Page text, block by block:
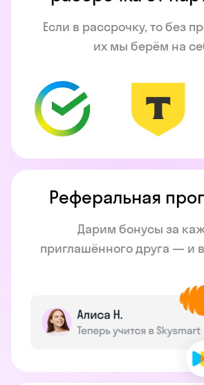
Если в рассрочку, то без
их мы берём на
Реферальная
Дарим бонусы за
приглашённого друга — и